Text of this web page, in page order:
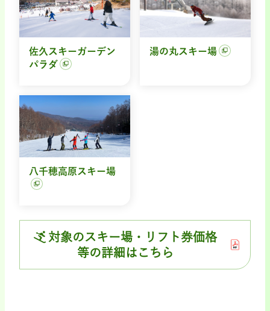
佐久スキーガーデン
パラダ
湯の丸スキー場
八千穂高原スキー場
対象のスキー場・リフト券価格
等の詳細はこちら